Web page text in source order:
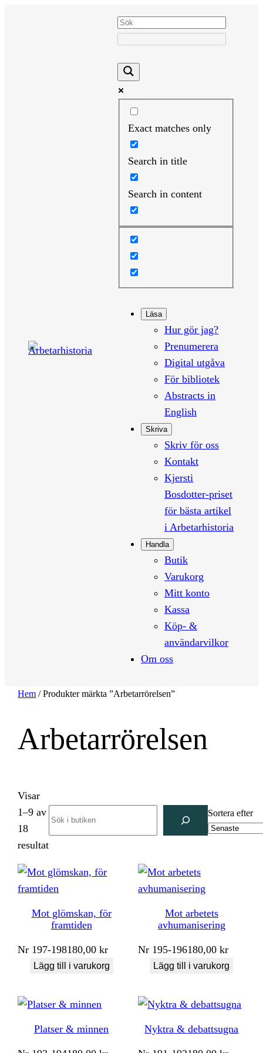
Exact matches only
Search in title
Search in content
Läsa
Hur gör jag?
Prenumerera
Digital utgåva
För bibliotek
Abstracts in
English
Skriva
Skriv för oss
Kontakt
Kjersti
Bosdotter-priset
för bästa artikel
i Arbetarhistoria
Handla
Butik
Varukorg
Mitt konto
Kassa
Köp- &
användarvilkor
Om oss
Hem / Produkter märkta ”Arbetarrörelsen”
Arbetarrörelsen
Visar
1–9 av
18
resultatSortera
senaste
Sortera efter
Mot glömskan, för
framtiden
Nr 197-198180,00kr
Lägg till i varukorg
Mot arbetets
avhumanisering
Nr 195-196180,00kr
Lägg till i varukorg
Platser & minnen Nyktra & debattsugna